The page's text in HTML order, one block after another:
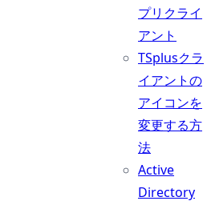
プリクライ
アント
TSplusクラ
イアントの
アイコンを
変更する方
法
Active
Directory